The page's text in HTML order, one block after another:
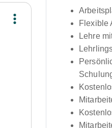
Flexible
Lehre